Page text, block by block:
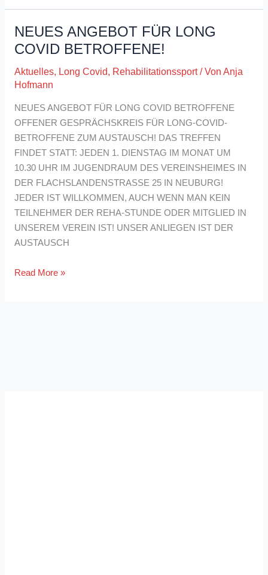
haben
eine
weitere
Aqua-
Gymnastik-
NEUES ANGEBOT FÜR LONG
COVID BETROFFENE!
Aktuelles, Long Covid, Rehabilitationssport/ Von Anja
Hofmann
NEUES ANGEBOT FÜR LONG COVID BETROFFENE
OFFENER GESPRÄCHSKREIS FÜR LONG-COVID-
BETROFFENE ZUM AUSTAUSCH! DAS TREFFEN
FINDET STATT: JEDEN 1. DIENSTAG IM MONAT UM
10.30 UHR IM JUGENDRAUM DES VEREINSHEIMES IN
DER FLACHSLANDENSTRASSE 25 IN NEUBURG!
JEDER IST WILLKOMMEN, AUCH WENN MAN KEIN
TEILNEHMER DER REHA-STUNDE ODER MITGLIED IN
UNSEREM VEREIN IST! UNSER ANLIEGEN IST DER
AUSTAUSCH
NEUES
Read More »